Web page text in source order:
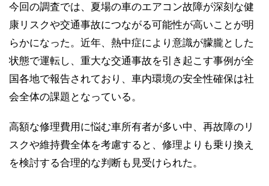
今回の調査では、夏場の車のエアコン故障が深刻な健
康リスクや交通事故につながる可能性が高いことが明
らかになった。近年、熱中症により意識が朦朧とした
状態で運転し、重大な交通事故を引き起こす事例が全
国各地で報告されており、車内環境の安全性確保は社
会全体の課題となっている。
高額な修理費用に悩む車所有者が多い中、再故障のリ
スクや維持費全体を考慮すると、修理よりも乗り換え
を検討する合理的な判断も見受けられた。